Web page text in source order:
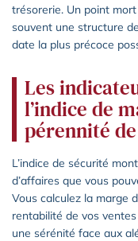
trésorerie. Un point
souvent une structure
date la plus précoce
Les
l’indice de
pérennité
L’indice de sécurité
d’affaires que vous
Vous calculez la marge
rentabilité de vos
une sérénité face aux